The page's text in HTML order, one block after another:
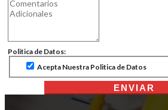
Politica de Datos:
Acepta Nuestra Politica de Datos
ENVIAR